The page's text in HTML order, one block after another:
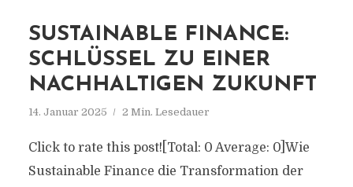
SUSTAINABLE FINANCE:
SCHLÜSSEL ZU EINER
NACHHALTIGEN ZUKUNFT
14. Januar 2025 2 Min. Lesedauer
Click to rate this post![Total: 0 Average: 0]Wie
Sustainable Finance die Transformation der